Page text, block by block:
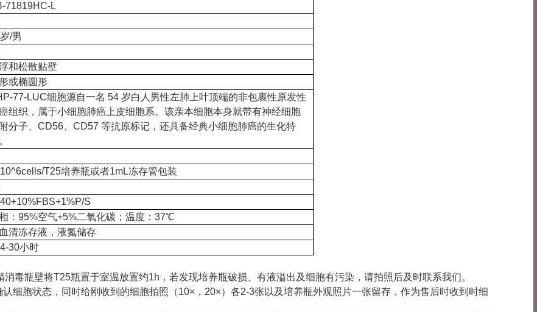
71819HC-L
/男
和松散贴壁
或椭圆形
77-LUC细胞源自一名 54 岁白人男性左肺上叶顶端的非包裹性原发性
组织，属于小细胞肺癌上皮细胞系。该亲本细胞本身就带有神经细胞
分子、CD56、CD57 等抗原标记，还具备经典小细胞肺癌的生化特
T25培养瓶或者1mL冻存管包装
S
：95%空气+5%二氧化碳；温度：37℃
清冻存液，液氮储存
30小时
消毒瓶壁将T25瓶置于室温放置约1h，若发现培养瓶破损、有液溢出及细胞有污染，请拍照后及时联系我们。
细胞状态，同时给刚收到的细胞拍照（10×，20×）各2-3张以及培养瓶外观照片一张留存，作为售后时收到时细